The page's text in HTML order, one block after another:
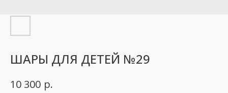
ШАРЫ ДЛЯ ДЕТЕЙ №29
10 300 р.